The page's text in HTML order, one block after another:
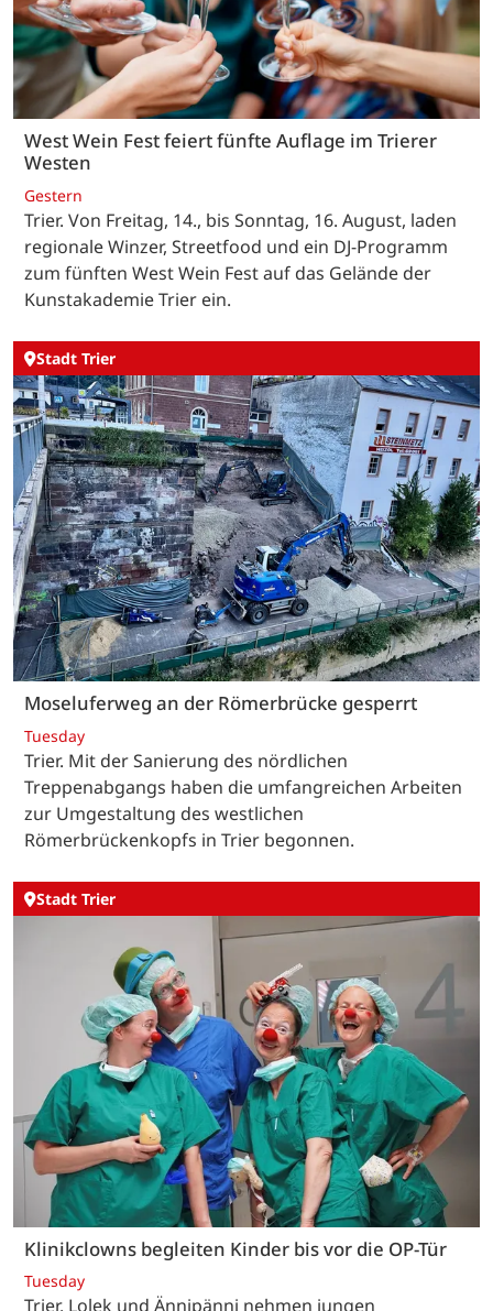
West Wein Fest feiert fünfte Auflage im Trierer
Westen
Gestern
Trier. Von Freitag, 14., bis Sonntag, 16. August, laden
regionale Winzer, Streetfood und ein DJ-Programm
zum fünften West Wein Fest auf das Gelände der
Kunstakademie Trier ein.
Stadt Trier
Moseluferweg an der Römerbrücke gesperrt
Tuesday
Trier. Mit der Sanierung des nördlichen
Treppenabgangs haben die umfangreichen Arbeiten
zur Umgestaltung des westlichen
Römerbrückenkopfs in Trier begonnen.
Stadt Trier
Klinikclowns begleiten Kinder bis vor die OP-Tür
Tuesday
Trier. Lolek und Ännipänni nehmen jungen